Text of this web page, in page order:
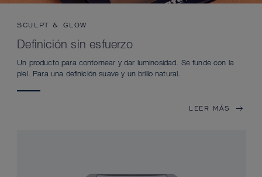
SCULPT & GLOW
Definición sin esfuerzo
Un producto para contornear y dar luminosidad. Se funde con la
piel. Para una definición suave y un brillo natural.
LEER MÁS